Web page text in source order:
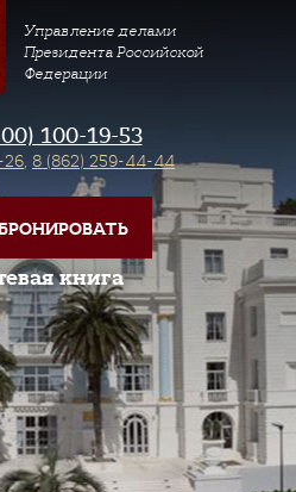
Управление делами
Президента Российской
Федерации
100-19-53
26, 8 (862) 259-44-44
книга